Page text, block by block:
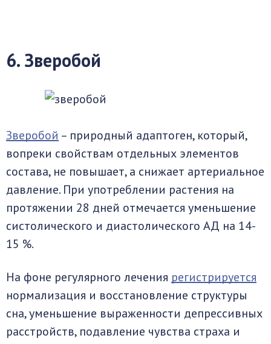
6. Зверобой
Зверобой – природный адаптоген, который,
вопреки свойствам отдельных элементов
состава, не повышает, а снижает артериальное
давление. При употреблении растения на
протяжении 28 дней отмечается уменьшение
систолического и диастолического АД на 14-
15 %.
На фоне регулярного лечения регистрируется
нормализация и восстановление структуры
сна, уменьшение выраженности депрессивных
расстройств, подавление чувства страха и